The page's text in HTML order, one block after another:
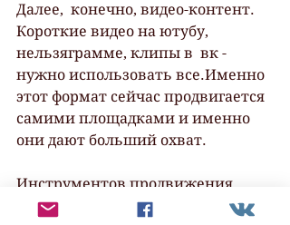
Далее,  конечно, видео-контент.
Короткие видео на ютубу,
нельзяграмме, клипы в  вк -
нужно использовать все.Именно
этот формат сейчас продвигается
самими площадками и именно
они дают больший охват.
Инструментов продвижения
книги более 100 и пока вы не